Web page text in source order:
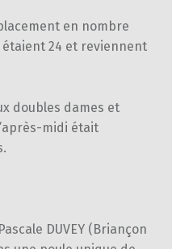
en nombre
24 et reviennent
doubles dames et
midi était
DUVEY (Briançon